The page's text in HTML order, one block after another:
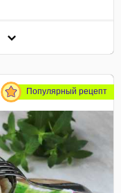
Популярный рецепт